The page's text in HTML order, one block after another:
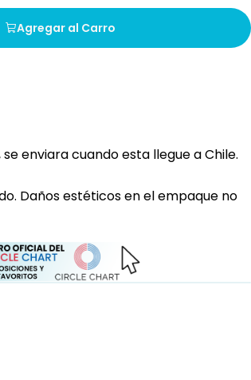
Agregar al Carro
se enviara cuando esta llegue a Chile.
Daños estéticos en el empaque no